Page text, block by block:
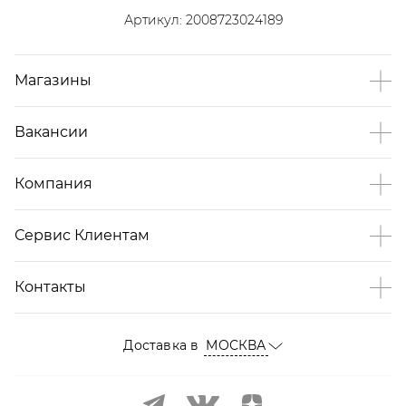
Артикул: 2008723024189
Магазины
Вакансии
Компания
Сервис Клиентам
Контакты
Доставка в МОСКВА